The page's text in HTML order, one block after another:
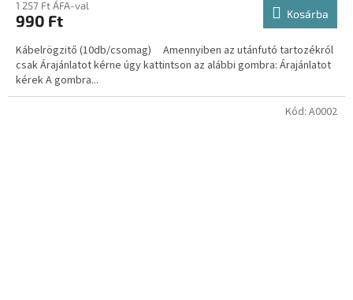
1 257 Ft ÁFA-val
990 Ft Kosárba
Kábelrögzitő (10db/csomag) Amennyiben az utánfutó tartozékról
csak Árajánlatot kérne úgy kattintson az alábbi gombra: Árajánlatot
kérek A gombra...
Kód: A0002